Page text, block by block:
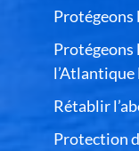
Protégeons
Protégeons
Rétablir
Protection